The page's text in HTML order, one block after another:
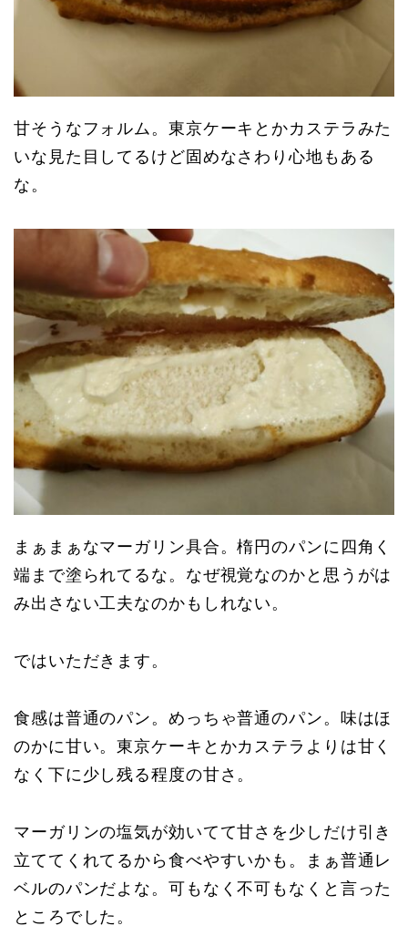
甘そうなフォルム。東京ケーキとかカステラみた
いな見た目してるけど固めなさわり心地もある
な。
まぁまぁなマーガリン具合。楕円のパンに四角く
端まで塗られてるな。なぜ視覚なのかと思うがは
み出さない工夫なのかもしれない。
ではいただきます。
食感は普通のパン。めっちゃ普通のパン。味はほ
のかに甘い。東京ケーキとかカステラよりは甘く
なく下に少し残る程度の甘さ。
マーガリンの塩気が効いてて甘さを少しだけ引き
立ててくれてるから食べやすいかも。まぁ普通レ
ベルのパンだよな。可もなく不可もなくと言った
ところでした。